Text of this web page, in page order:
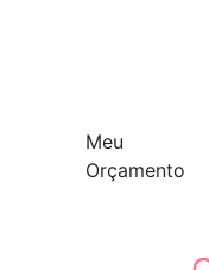
Meu
Orçamento